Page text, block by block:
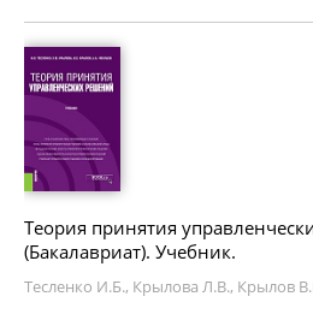
Теория принятия
(Бакалавриат). Учебник.
Тесленко И.Б., Крылова Л.В., Крылов